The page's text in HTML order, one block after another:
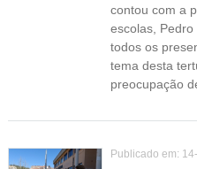
contou com a
escolas,
todos os
tema desta
preocupação
Publicado em: